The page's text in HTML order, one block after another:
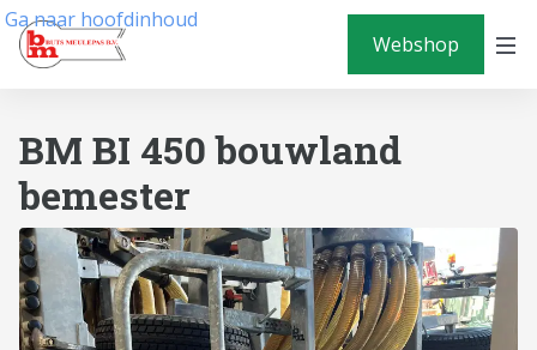
Ga naar hoofdinhoud
Webshop
BM BI 450 bouwland
bemester